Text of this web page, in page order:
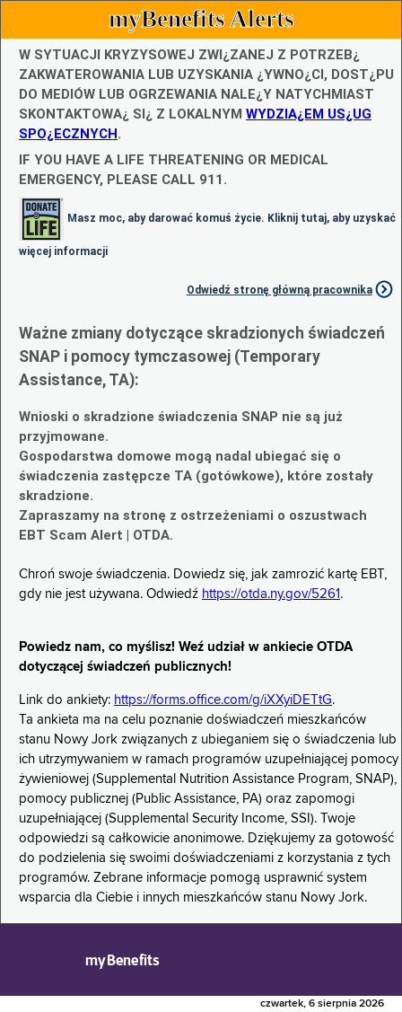
myBenefits Alerts
W SYTUACJI KRYZYSOWEJ ZWI¿ZANEJ Z POTRZEB¿
ZAKWATEROWANIA LUB UZYSKANIA ¿YWNO¿CI, DOST¿PU
DO MEDIÓW LUB OGRZEWANIA NALE¿Y NATYCHMIAST
SKONTAKTOWA¿ SI¿ Z LOKALNYM WYDZIA¿EM US¿UG
SPO¿ECZNYCH.
IF YOU HAVE A LIFE THREATENING OR MEDICAL
EMERGENCY, PLEASE CALL 911.
Masz moc, aby darować komuś życie. Kliknij tutaj, aby uzyskać
więcej informacji
Odwiedź stronę główną pracownika
Ważne zmiany dotyczące skradzionych świadczeń
SNAP i pomocy tymczasowej (Temporary
Assistance, TA):
Wnioski o skradzione świadczenia SNAP nie są już
przyjmowane.
Gospodarstwa domowe mogą nadal ubiegać się o
świadczenia zastępcze TA (gotówkowe), które zostały
skradzione.
Zapraszamy na stronę z ostrzeżeniami o oszustwach
EBT Scam Alert | OTDA.
Chroń swoje świadczenia. Dowiedz się, jak zamrozić kartę EBT,
gdy nie jest używana. Odwiedź https://otda.ny.gov/5261 .
Powiedz nam, co myślisz! Weź udział w ankiecie OTDA
dotyczącej świadczeń publicznych!
Link do ankiety: https://forms.office.com/g/iXXyiDETtG.
Ta ankieta ma na celu poznanie doświadczeń mieszkańców
stanu Nowy Jork związanych z ubieganiem się o świadczenia lub
ich utrzymywaniem w ramach programów uzupełniającej pomocy
żywieniowej (Supplemental Nutrition Assistance Program, SNAP),
pomocy publicznej (Public Assistance, PA) oraz zapomogi
uzupełniającej (Supplemental Security Income, SSI). Twoje
odpowiedzi są całkowicie anonimowe. Dziękujemy za gotowość
do podzielenia się swoimi doświadczeniami z korzystania z tych
programów. Zebrane informacje pomogą usprawnić system
wsparcia dla Ciebie i innych mieszkańców stanu Nowy Jork.
myBenefits
czwartek, 6 sierpnia 2026